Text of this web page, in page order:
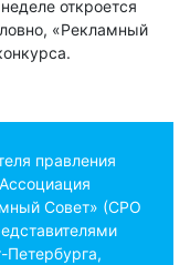
откроется
«Рекламный
правления
Совет» (СРО